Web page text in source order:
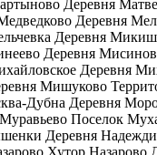
Деревня
Деревня
Деревня
Деревня
Деревня
Мишуково
Дубна Деревня
Поселок
Деревня